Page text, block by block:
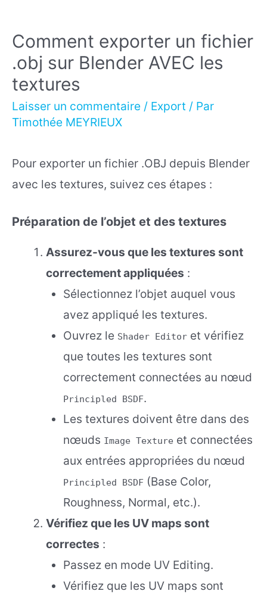
Comment exporter un fichier
.obj sur Blender AVEC les
textures
Laisser un commentaire / Export / Par
Timothée MEYRIEUX
Pour exporter un fichier .OBJ depuis Blender
avec les textures, suivez ces étapes :
Préparation de l’objet et des textures
Assurez-vous que les textures sont
correctement appliquées :
Sélectionnez l’objet auquel vous
avez appliqué les textures.
Ouvrez le Shader Editor et vérifiez
que toutes les textures sont
correctement connectées au nœud
Principled BSDF.
Les textures doivent être dans des
nœuds Image Texture et connectées
aux entrées appropriées du nœud
Principled BSDF (Base Color,
Roughness, Normal, etc.).
Vérifiez que les UV maps sont
correctes :
Passez en mode UV Editing.
Vérifiez que les UV maps sont